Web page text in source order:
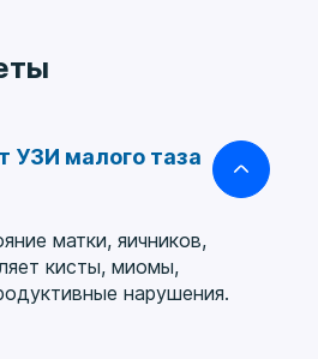
УЗИ малого таза
матки, яичников,
кисты, миомы,
нарушения.